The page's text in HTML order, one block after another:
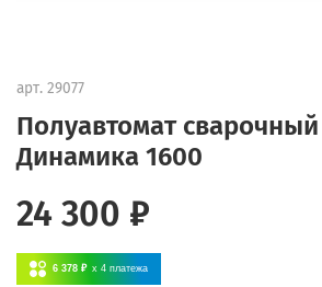
арт. 29077
Полуавтомат
Динамика 1600
24 300 ₽
6 378 ₽ x 4 платежа